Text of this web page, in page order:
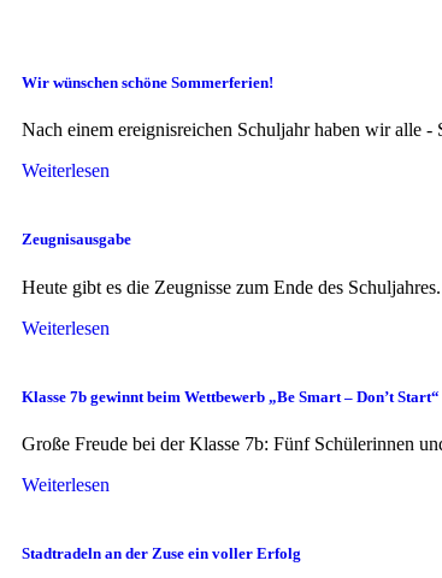
Wir wünschen schöne Sommerferien!
Nach einem ereignisreichen Schuljahr haben wir alle
Weiterlesen
Zeugnisausgabe
Heute gibt es die Zeugnisse zum Ende des
Weiterlesen
Klasse 7b gewinnt beim Wettbewerb „Be Smart – Don’t Start“
Große Freude bei der Klasse 7b: Fünf Schülerinnen
Weiterlesen
Stadtradeln an der Zuse ein voller Erfolg